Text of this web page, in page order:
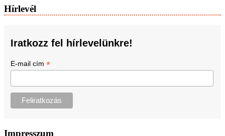
Hírlevél
Iratkozz fel hírlevelünkre!
E-mail cím *
Impresszum